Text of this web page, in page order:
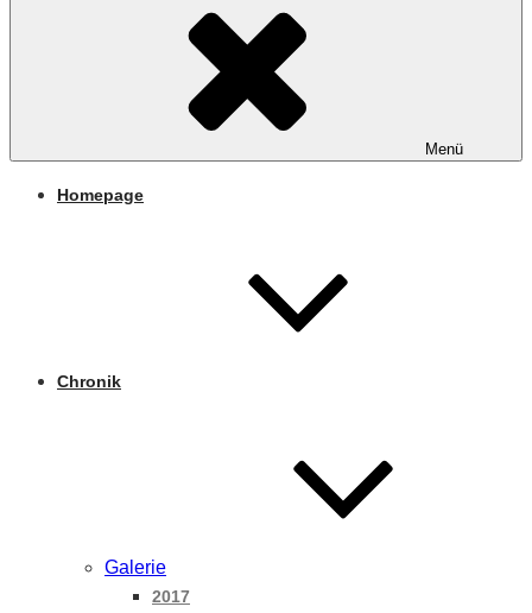
Menü
Homepage
Chronik
Galerie
2017